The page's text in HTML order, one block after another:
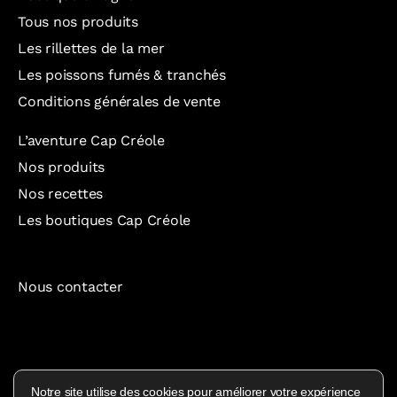
Tous nos produits
Les rillettes de la mer
Les poissons fumés & tranchés
Conditions générales de vente
L’aventure Cap Créole
Nos produits
Nos recettes
Les boutiques Cap Créole
Nous contacter
Cofinancement UE
Notre site utilise des cookies pour améliorer votre expérience